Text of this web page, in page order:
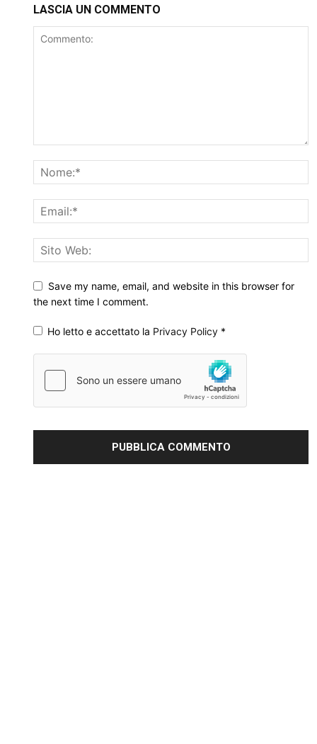
LASCIA UN COMMENTO
Save my name, email, and website in this browser for
the next time I comment.
Ho letto e accettato la Privacy Policy *